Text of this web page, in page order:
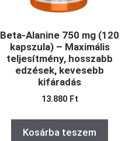
Beta-Alanine 750 mg (120
kapszula) – Maximális
teljesítmény, hosszabb
edzések, kevesebb
kifáradás
13.880 Ft
Kosárba teszem